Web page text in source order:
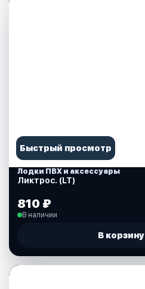
Быстрый просмотр
Лодки ПВХ и аксессуары
Ликтрос. (LT)
810 ₽
В наличии
В корзину